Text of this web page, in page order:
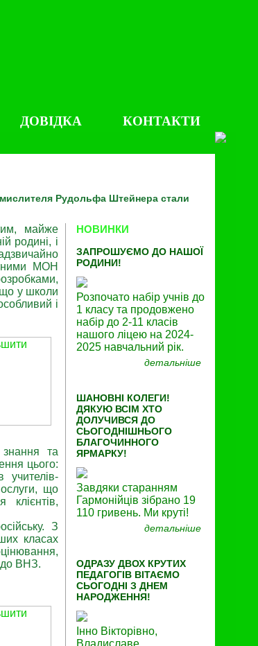
ДОВІДКА КОНТАКТИ
Рудольфа Штейнера стали
НОВИНКИ
ЗАПРОШУЄМО ДО НАШОЇ
РОДИНИ!
Розпочато набір учнів до
1 класу та продовжено
набір до 2-11 класів
нашого ліцею на 2024-
2025 навчальний рік.
детальніше
ШАНОВНІ КОЛЕГИ!
ДЯКУЮ ВСІМ ХТО
ДОЛУЧИВСЯ ДО
СЬОГОДНІШНЬОГО
БЛАГОЧИННОГО
ЯРМАРКУ!
Завдяки старанням
Гармонійців зібрано 19
110 гривень. Ми круті!
детальніше
ОДРАЗУ ДВОХ КРУТИХ
ПЕДАГОГІВ ВІТАЄМО
СЬОГОДНІ З ДНЕМ
НАРОДЖЕННЯ!
Інно Вікторівно,
Владиславе
майже
родині, і
МОН
що у школи
і
та
цього:
учителів-
що
З
класах
до ВНЗ.